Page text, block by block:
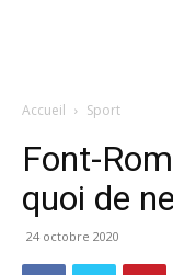
Accueil Sport
Font-
quoi de
24 octobre 2020